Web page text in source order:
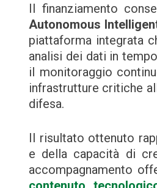
Il finanziamento
Autonomous
piattaforma integrata
analisi dei dati in
il monitoraggio
infrastrutture critiche
difesa.
Il risultato ottenuto
e della capacità di
accompagnamento